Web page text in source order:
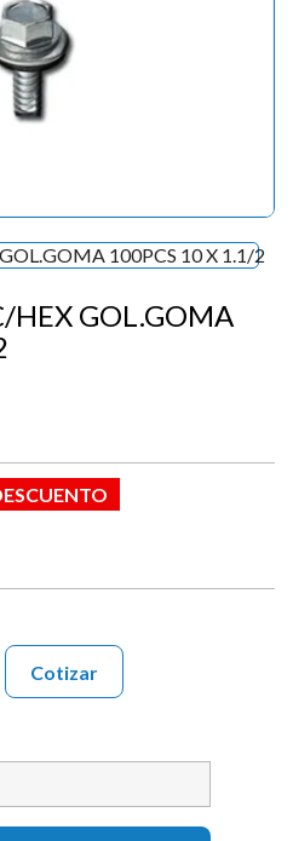
HEX GOL.GOMA
Cotizar